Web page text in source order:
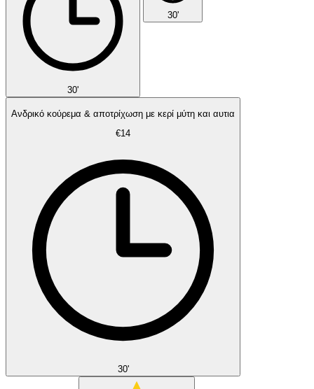
30'
30'
Ανδρικό κούρεμα & αποτρίχωση με κερί μύτη και αυτια
€14
30'